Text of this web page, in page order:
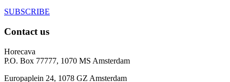
SUBSCRIBE
Contact us
Horecava
P.O. Box 77777, 1070 MS Amsterdam
Europaplein 24, 1078 GZ Amsterdam